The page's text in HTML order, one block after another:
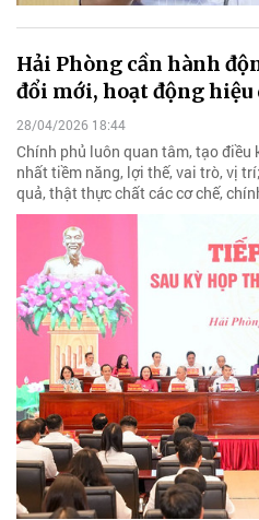
Hải Phòng cần hành
đổi mới, hoạt động hiệu
28/04/2026 18:44
Chính phủ luôn quan tâm, tạo
nhất tiềm năng, lợi thế, vai trò, vị
quả, thật thực chất các cơ chế,